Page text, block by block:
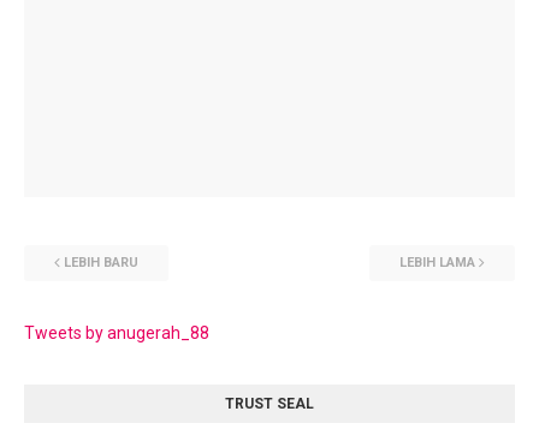
LEBIH BARU LEBIH LAMA
Tweets by anugerah_88
TRUST SEAL